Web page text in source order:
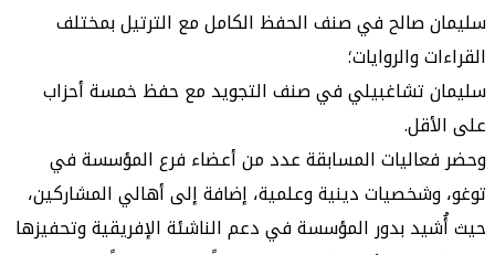
صالح في صنف الحفظ الكامل مع الترتيل بمختلف
والروايات؛
تشاغبيلي في صنف التجويد مع حفظ خمسة أحزاب
المسابقة عدد من أعضاء فرع المؤسسة في
دينية وعلمية، إضافة إلى أهالي المشاركين،
بدور المؤسسة في دعم الناشئة الإفريقية وتحفيزها